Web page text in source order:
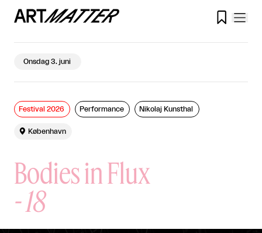

Onsdag 3. juni
Bodies in Flux
-18
Festival 2026 Performance Nikolaj Kunsthal
 København